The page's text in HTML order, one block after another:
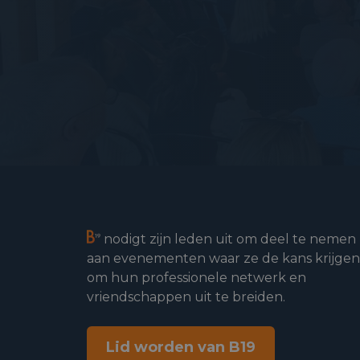
nodigt zijn leden uit om deel te nemen
aan evenementen waar ze de kans krijgen
om hun professionele netwerk en
vriendschappen uit te breiden.
Lid worden van B19